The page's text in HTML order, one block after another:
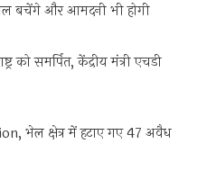
बचेंगे और आमदनी भी होगी
को समर्पित, केंद्रीय मंत्री एचडी
भेल क्षेत्र में हटाए गए 47 अवैध